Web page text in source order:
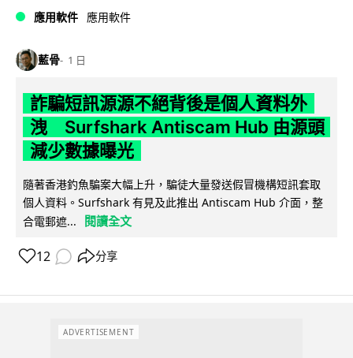
應用軟件 應用軟件
藍骨 1 日
詐騙短訊源源不絕背後是個人資料外
洩 Surfshark Antiscam Hub 由源頭
減少數據曝光
隨著香港釣魚騙案大幅上升，騙徒大量發送假冒機構短訊套取
個人資料。Surfshark 有見及此推出 Antiscam Hub 介面，整
合電郵遮...
閱讀全文
12 分享
ADVERTISEMENT